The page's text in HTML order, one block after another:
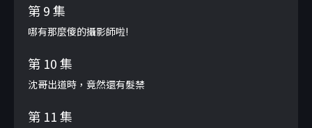
第 9 集
哪有那麼傻的攝影師啦!
第 10 集
沈哥出道時，竟然還有髮禁
第 11 集